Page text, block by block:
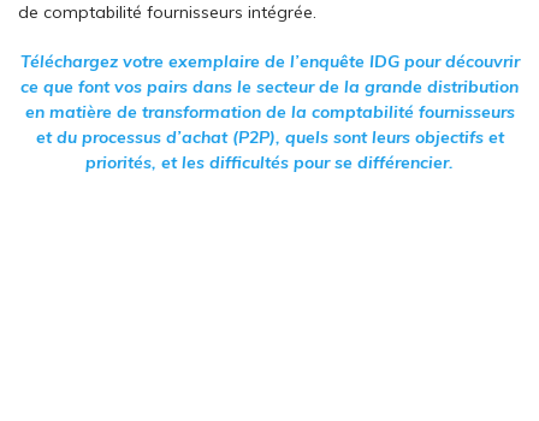
de comptabilité fournisseurs intégrée.
Téléchargez votre exemplaire de l’enquête IDG pour découvrir
ce que font vos pairs dans le secteur de la grande distribution
en matière de transformation de la comptabilité fournisseurs
et du processus d’achat (P2P), quels sont leurs objectifs et
priorités, et les difficultés pour se différencier.